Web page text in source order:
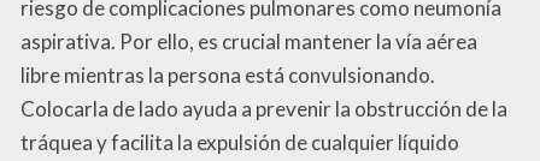
riesgo de complicaciones pulmonares como neumonía
aspirativa. Por ello, es crucial mantener la vía aérea
libre mientras la persona está convulsionando.
Colocarla de lado ayuda a prevenir la obstrucción de la
tráquea y facilita la expulsión de cualquier líquido